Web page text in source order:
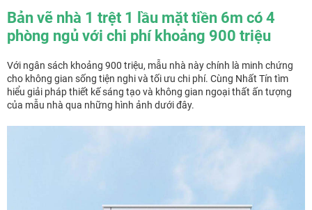
Bản vẽ nhà 1 trệt 1 lầu mặt tiền 6m có 4
phòng ngủ với chi phí khoảng 900 triệu
Với ngân sách khoảng 900 triệu, mẫu nhà này chính là minh chứng
cho không gian sống tiện nghi và tối ưu chi phí. Cùng Nhất Tín tìm
hiểu giải pháp thiết kế sáng tạo và không gian ngoại thất ấn tượng
của mẫu nhà qua những hình ảnh dưới đây.